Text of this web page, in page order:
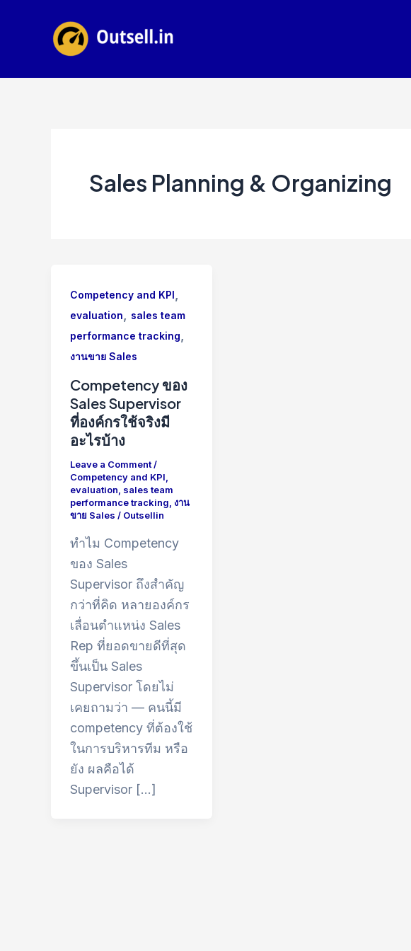
Sales Planning & Organizing
Competency and KPI
evaluation
sales team
performance tracking
งานขาย Sales
Competency ของ
Sales Supervisor
ที่องค์กรใช้จริงมี
อะไรบ้าง
Leave a Comment/
Competency and KPI,
evaluation, sales team
performance tracking, งาน
ขาย Sales / Outsellin
ทำไม Competency
ของ Sales
Supervisor ถึงสำคัญ
กว่าที่คิด หลายองค์กร
เลื่อนตำแหน่ง Sales
Rep ที่ยอดขายดีที่สุด
ขึ้นเป็น Sales
Supervisor โดยไม่
เคยถามว่า — คนนี้มี
competency ที่ต้องใช้
ในการบริหารทีม หรือ
ยัง ผลคือได้
Supervisor […]